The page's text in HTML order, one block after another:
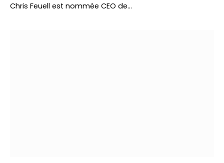
Chris Feuell est nommée CEO de…